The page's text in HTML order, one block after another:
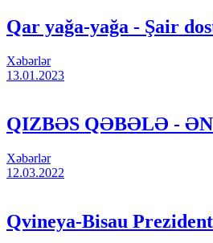
Qar yağa-yağa - Şair
Xəbərlər
13.01.2023
QIZBƏS QƏBƏLƏ -
Xəbərlər
12.03.2022
Qvineya-Bisau